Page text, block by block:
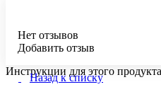
Нет отзывов
Добавить отзыв
Инструкции для этого
Назад к списку